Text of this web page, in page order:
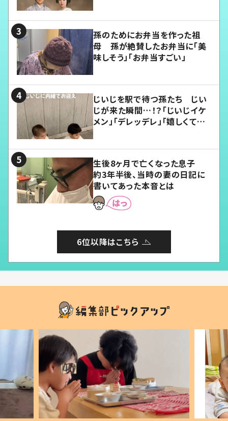
孫のためにお弁当を作った祖
母 孫が絶賛したお弁当に「美
味しそう」「お弁当すごい」
じいじを駅で待つ孫たち じい
じが来た瞬間…！？「じいじイケ
メン」「デレッデレ」「嬉しくて可
生後8ヶ月で亡くなった息子
約3年半後、当時の妻の日記に
書いてあった本音とは
6位以降はこちら